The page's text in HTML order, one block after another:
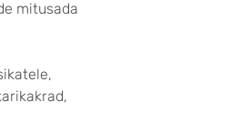
mitusada